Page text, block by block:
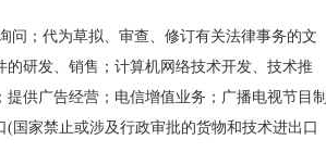
问；代为草拟、审查、修订有关法律事务的文
研发、销售；计算机网络技术开发、技术推
供广告经营；电信增值业务；广播电视节目制
国家禁止或涉及行政审批的货物和技术进出口